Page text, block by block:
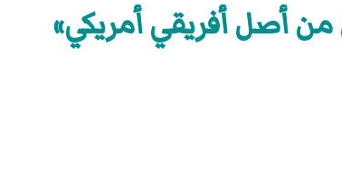
من أصل أفريقي أمريكي»